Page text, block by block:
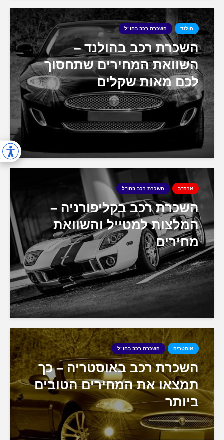
הולנד השכרת רכב בחו"ל
השכרת רכב בהולנד –
השוואת המחירים שתחסוך
לכם מאות שקלים
ארה"ב השכרת רכב בחו"ל
השכרת רכב בקליפורניה –
המלצות למטייל והשוואת
מחירים
אוסטריה השכרת רכב בחו"ל
השכרת רכב באוסטריה – כך
תמצאו את המחירים הטובים
ביותר